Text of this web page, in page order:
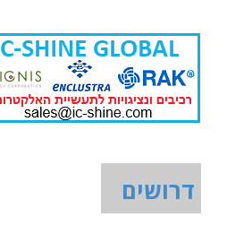
דרושים